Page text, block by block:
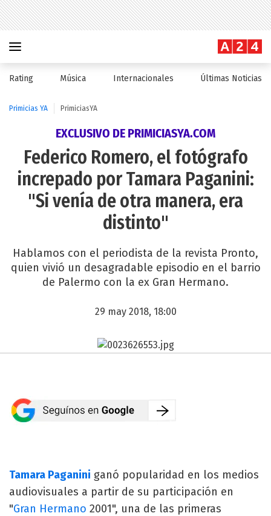
Rating Música Internacionales Últimas Noticias
Primicias YA PrimiciasYA
EXCLUSIVO DE PRIMICIASYA.COM
Federico Romero, el fotógrafo
increpado por Tamara Paganini:
"Si venía de otra manera, era
distinto"
Hablamos con el periodista de la revista Pronto,
quien vivió un desagradable episodio en el barrio
de Palermo con la ex Gran Hermano.
29 may 2018, 18:00
Tamara Paganini ganó popularidad en los medios
audiovisuales a partir de su participación en
"Gran Hermano 2001", una de las primeras